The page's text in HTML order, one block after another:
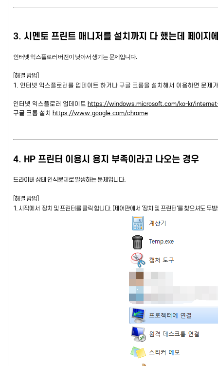
3. 시멘토 프린트 매니저를 설치까지 다 했는데 페이지
인터넷 익스플로러 버전이 낮아서 생기는 문제입니다.
[해결 방법]
1. 인터넷 익스플로러를 업데이트 하거나 구글 크롬을 설치해서 이용하면 문제
인터넷 익스플로러 업데이트 https://windows.microsoft.com/ko-kr/
구글 크롬 설치 https://www.google.com/chrome
4. HP 프린터 이용시 용지 부족이라고 나오는 경우
드라이버 상태 인식문제로 발생하는 문제입니다.
[해결 방법]
1. 시작에서 장치 및 프린터를 클릭 합니다. (제어판에서 '장치 및 프린터'를 찾으셔도 무